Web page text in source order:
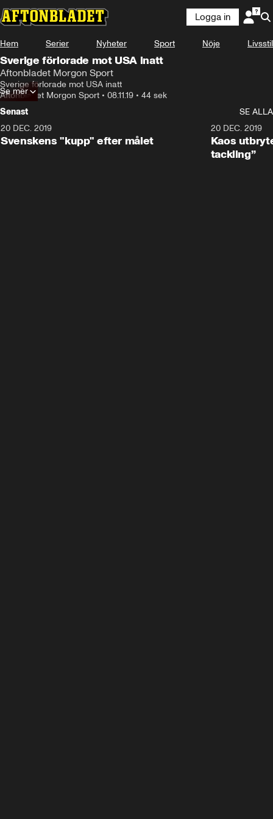
Logga in
Hem Serier Nyheter Sport Nöje Livsstil
Sverige förlorade mot USA inatt
Aftonbladet Morgon Sport
Sverige förlorade mot USA inatt
Aftonbladet Morgon Sport • 08.11.19 • 44 sek
Se mer
Senast
SE ALLA
20 DEC. 2019
Svenskens "kupp" efter målet
20 DEC. 2019
Kaos
tackling”